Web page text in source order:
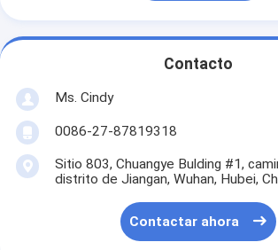
Contacto
Ms. Cindy
0086-27-87819318
Sitio 803, Chuangye Bulding #1,
distrito de Jiangan, Wuhan, Hubei,
Contactar ahora